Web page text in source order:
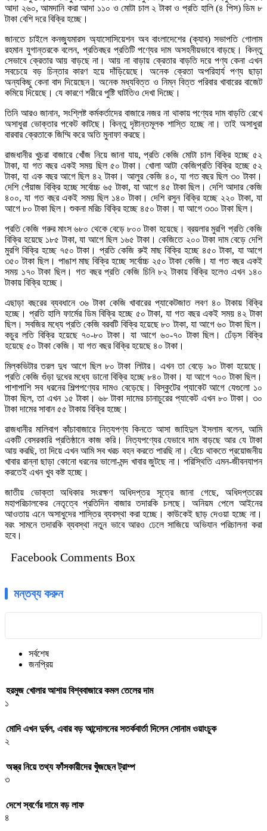
আদা ২৬০, আমদানি করা আদা ১১০ ও মোটা চাল ২ টাকা ও প্রতি হালি (৪ পিস) ডিম ৮
টাকা বেশি দরে বিক্রি হচ্ছে।
জানতে চাইলে কনজ্যুমারস অ্যাসোসিয়েশন অব বাংলাদেশের (ক্যাব) সভাপতি গোলাম
রহমান যুগান্তরকে বলেন, প্রতিবছর প্রতিটি পণ্যের দাম অসহনীয়ভাবে বাড়ছে। কিন্তু
সেভাবে ক্রেতার আয় বাড়ছে না। আয় না বাড়ায় ক্রেতার বাড়তি দরে পণ্য কেনা এখন
সবচেয়ে বড় চিন্তার কারণ হয়ে দাঁড়িয়েছে। অনেক ক্রেতা অপরিহার্য পণ্য ছাড়া
অন্যকিছু কেনা বাদ দিয়েছেন। অনেক মধ্যবিত্ত ও নিম্ন বিত্ত পরিবার খাবারের বাজেট
কমিয়ে দিয়েছে। যে কারণে শরীরে পুষ্টি ঘাটতিও দেখা দিচ্ছে।
তিনি আরও জানান, সংশ্লিষ্ট কর্মকর্তাদের বাজারে নজর না থাকায় পণ্যের দাম বাড়তি রেখে
অসাধুরা ভোক্তার পকেট কাটছে। কিন্তু দৃষ্টান্তমূলক শাস্তি হচ্ছে না। তাই অসাধুরা
বারবার ক্রেতাকে জিম্মি করে অতি মুনাফা করছে।
রাজধানীর খুচরা বাজারে খোঁজ নিয়ে জানা যায়, প্রতি কেজি মোটা চাল বিক্রি হচ্ছে ৫২
টাকা, যা গত বছর একই সময় ছিল ৫০ টাকা। খোলা আটা কেজিপ্রতি বিক্রি হচ্ছে ৫২
টাকা, যা এক বছর আগে ছিল ৪২ টাকা। আলুর কেজি ৪০, যা গত বছর ছিল ৩০ টাকা।
দেশি পেঁয়াজ বিক্রি হচ্ছে সর্বোচ্চ ৬৫ টাকা, যা আগে ৪৫ টাকা ছিল। দেশি আদার কেজি
৪০০, যা গত বছর একই সময় ছিল ১৪০ টাকা। দেশি রসুন বিক্রি হচ্ছে ২২০ টাকা, যা
আগে ৮০ টাকা ছিল। শুকনা মরিচ বিক্রি হচ্ছে ৪৫০ টাকা। যা আগে ৩৩০ টাকা ছিল।
প্রতি কেজি গরুর মাংস ৬৮০ থেকে বেড়ে ৮০০ টাকা হয়েছে। ব্রয়লার মুরগি প্রতি কেজি
বিক্রি হয়েছে ১৮৫ টাকা, যা আগে ছিল ১৬৫ টাকা। কেজিতে ২০০ টাকা দাম বেড়ে দেশি
মুরগি বিক্রি হচ্ছে ৭৫০ টাকা। প্রতি কেজি রুই মাছ বিক্রি হচ্ছে ৪৫০ টাকা, যা আগে
৩৫০ টাকা ছিল। পাঙাশ মাছ বিক্রি হচ্ছে সর্বোচ্চ ২৫০ টাকা কেজি। যা গত বছর একই
সময় ১৭০ টাকা ছিল। গত বছর প্রতি কেজি চিনি ৮২ টাকায় বিক্রি হলেও এখন ১৪০
টাকায় বিক্রি হচ্ছে।
এছাড়া বছরের ব্যবধানে ৩৬ টাকা কেজি খাবারের প্যাকেটজাত লবণ ৪০ টাকায় বিক্রি
হচ্ছে। প্রতি হালি ফার্মের ডিম বিক্রি হচ্ছে ৫০ টাকা, যা গত বছর একই সময় ৪২ টাকা
ছিল। সবজির মধ্যে প্রতি কেজি বরবটি বিক্রি হয়েছে ৮০ টাকা, যা আগে ৬০ টাকা ছিল।
কচুর লতি বিক্রি হয়েছে ৭০-৮০ টাকা। যা আগে ৬০-৭০ টাকা ছিল। ঢেঁড়স বিক্রি
হয়েছে ৫০ টাকা কেজি। যা গত বছর বিক্রি হয়েছে ৪০ টাকা।
মিল্কভিটার তরল দুধ আগে ছিল ৮০ টাকা লিটার। এখন তা বেড়ে ৯০ টাকা হয়েছে।
প্রতি কেজি গুঁড়া দুধের মধ্যে ডানো বিক্রি হচ্ছে ৮৪০ টাকা। যা আগে ৭০০ টাকা ছিল।
পাশাপাশি সব ধরনের শিল্পপণ্যের দামও বেড়েছে। বিস্কুটের প্যাকেট আগে যেগুলো ১০
টাকা ছিল, তা এখন ১৫ টাকা। ৬৮ টাকা দামের চানাচুরের প্যাকেট এখন ৮০ টাকা। ৩০
টাকা দামের সাবান ৫৫ টাকায় বিক্রি হচ্ছে।
রাজধানীর মালিবাগ কাঁচাবাজারে নিত্যপণ্য কিনতে আসা জাহিদুল ইসলাম বলেন, আমি
একটি বেসরকারি প্রতিষ্ঠানে কাজ করি। নিত্যপণ্যের যেভাবে দাম বাড়ছে আর যে টাকা
আয় করছি, তা দিয়ে এখন আমি সব খরচ বহন করতে পারছি না। বেঁচে থাকতে প্রয়োজনীয়
খাবার রান্না ছাড়া কোনো ধরনের ভালো-মন্দ খাবার জুটছে না। পরিস্থিতি এমন-জীবনযাপন
করতেই এখন খুব কষ্ট হচ্ছে।
জাতীয় ভোক্তা অধিকার সংরক্ষণ অধিদপ্তর সূত্রে জানা গেছে, অধিদপ্তরের
মহাপরিচালকের নেতৃত্বে প্রতিদিন বাজার তদারকি চলছে। অনিয়ম পেলে আইনের
আওতায় এনে অসাধুদের শাস্তির ব্যবস্থা করা হচ্ছে। কাউকেই ছাড় দেওয়া হচ্ছে না।
বরং সামনে তদারকি ব্যবস্থা নতুন ভাবে আরও ঢেলে সাজিয়ে অভিযান পরিচালনা করা
হবে।
Facebook Comments Box
মন্তব্য করুন
সর্বশেষ
জনপ্রিয়
হরমুজ খোলার আশায় বিশ্ববাজারে কমল তেলের দাম
১
মোদি এখন দুর্বল, এবার বড় আন্দোলনের সতর্কবার্তা দিলেন সোনাম ওয়াংচুক
২
অস্ত্র নিয়ে তথ্য ফাঁসকারীদের খুঁজছেন ট্রাম্প
৩
দেশে স্বর্ণের দামে বড় লাফ
৪